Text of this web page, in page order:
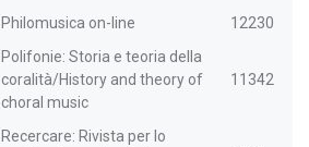
Philomusica on-line
12230
Polifonie: Storia e teoria della
coralità/History and theory of
choral music
11342
Recercare: Rivista per lo